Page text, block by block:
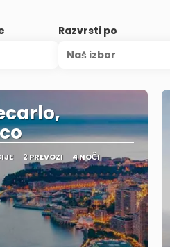
Razvrsti po
Naš izbor
2 PREVOZI 4 NOČI